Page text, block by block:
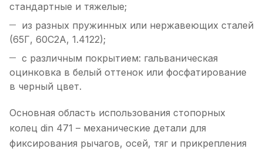
стандартные и тяжелые;
из разных пружинных или нержавеющих сталей
(65Г, 60С2А, 1.4122);
с различным покрытием: гальваническая
оцинковка в белый оттенок или фосфатирование
в черный цвет.
Основная область использования стопорных
колец din 471 – механические детали для
фиксирования рычагов, осей, тяг и прикрепления